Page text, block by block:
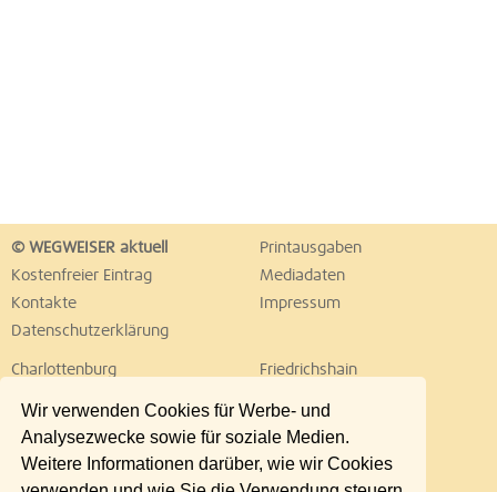
Wir verwenden Cookies für Werbe- und
Analysezwecke sowie für soziale Medien.
Weitere Informationen darüber, wie wir Cookies
© WEGWEISER aktuell
Printausgaben
Kostenfreier Eintrag
Mediadaten
Kontakte
Impressum
Datenschutzerklärung
Charlottenburg
Friedrichshain
Lichtenberg
Marzahn
Neukölln